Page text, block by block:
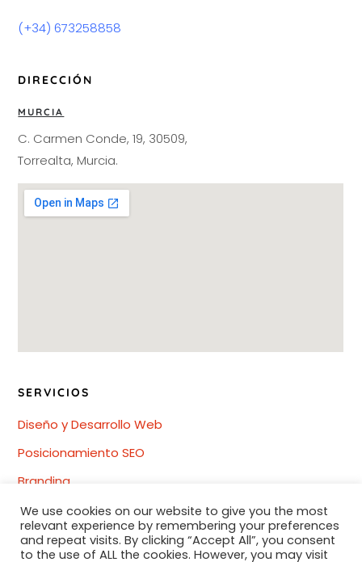
(+34) 673258858
DIRECCIÓN
MURCIA
C. Carmen Conde, 19, 30509,
Torrealta, Murcia.
SERVICIOS
Diseño y Desarrollo Web
Posicionamiento SEO
Branding
Redes Sociales
Diseño gráfico
We use cookies on our website to give you the most
relevant experience by remembering your preferences
and repeat visits. By clicking “Accept All”, you consent
to the use of ALL the cookies. However, you may visit